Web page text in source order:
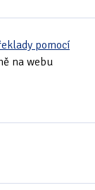
pomocí
na webu